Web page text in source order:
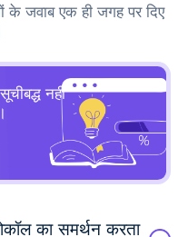
के जवाब एक ही जगह पर दिए
नहीं
का समर्थन करता